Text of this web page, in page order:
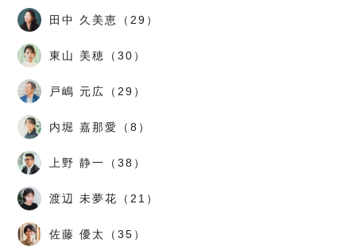
田中 久美恵（29）
東山 美穂（30）
戸嶋 元広（29）
内堀 嘉那愛（8）
上野 静一（38）
渡辺 未夢花（21）
佐藤 優太（35）